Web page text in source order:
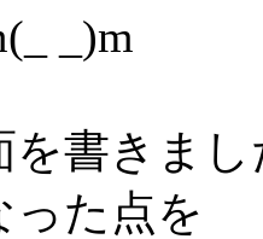
_)m
を書きま
った点を